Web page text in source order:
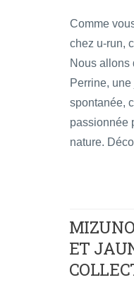
Comme
chez u-run,
Nous allons
Perrine,
spontanée,
passionnée
nature.
ET